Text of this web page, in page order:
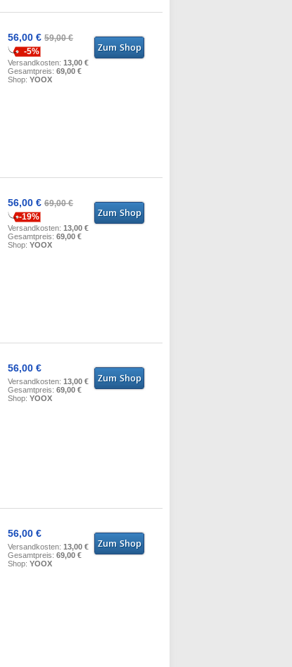
56,00 €59,00 €
-5%
Versandkosten:13,00 €
Gesamtpreis:69,00 €
Shop:YOOX
56,00 €69,00 €
-19%
Versandkosten:13,00 €
Gesamtpreis:69,00 €
Shop:YOOX
56,00 €
Versandkosten:13,00 €
Gesamtpreis:69,00 €
Shop:YOOX
56,00 €
Versandkosten:13,00 €
Gesamtpreis:69,00 €
Shop:YOOX